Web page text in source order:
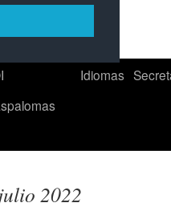
Idiomas
2022